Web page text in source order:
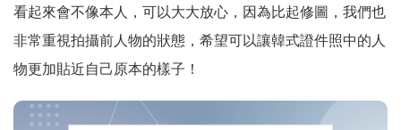
看起來會不像本人，可以大大放心，因為比起修圖，我們也
非常重視拍攝前人物的狀態，希望可以讓韓式證件照中的人
物更加貼近自己原本的樣子！